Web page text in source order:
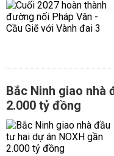
Bắc Ninh giao nhà
2.000 tỷ đồng